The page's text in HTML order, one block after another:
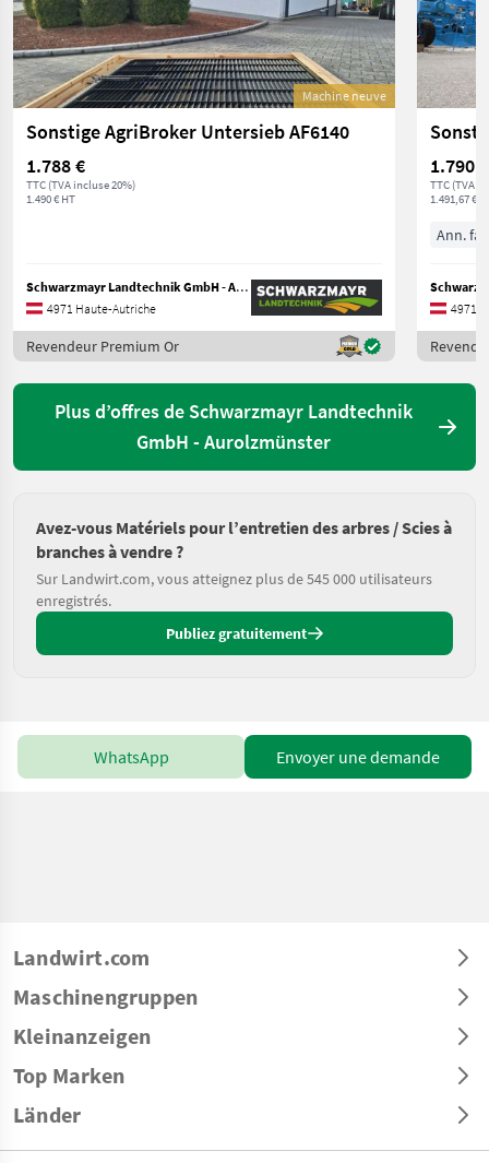
Machine neuve
Sonstige AgriBroker Untersieb AF6140
1.788 €
TTC (TVA incluse 20%)
1.490 € HT
Schwarzmayr Landtechnik GmbH - Aurolzmünster
4971 Haute-Autriche
Revendeur Premium Or
1.790 €
TTC (TVA
1.491,67 €
Ann.
4971
Plus d’offres de Schwarzmayr Landtechnik
GmbH - Aurolzmünster
Avez-vous Matériels pour l’entretien des arbres / Scies à
branches à vendre ?
Sur Landwirt.com, vous atteignez plus de 545 000 utilisateurs
enregistrés.
Publiez gratuitement
WhatsApp Envoyer une demande
Landwirt.com
Maschinengruppen
Kleinanzeigen
Top Marken
Länder